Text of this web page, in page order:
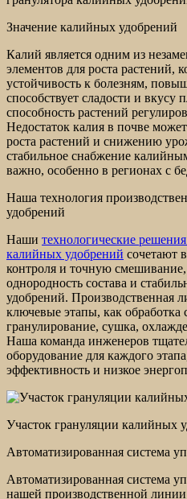
Значение калийных удобрений
Калий является одним из
элементов для роста растений,
устойчивость к болезням,
способствует сладости и вкусу
способность растений
Недостаток калия в почве
роста растений и снижению
стабильное снабжение
важно, особенно в регионах с
Наша технология
удобрений
Наши технологические
калийных удобрений сочетают
контроля и точную смешивание,
однородность состава и
удобрений. Производственная
ключевые этапы, как обработка
гранулирование, сушка,
Наша команда инженеров
оборудование для каждого
эффективность и низкое
Участок грануляции калийных
Автоматизированная система
Автоматизированная система
нашей производственной